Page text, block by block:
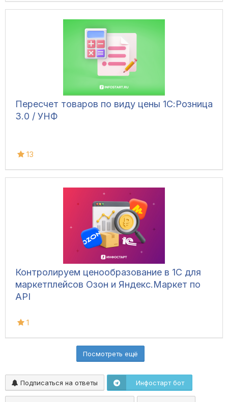
Пересчет товаров по виду цены 1С:Розница
3.0 / УНФ
13
Контролируем ценообразование в 1С для
маркетплейсов Озон и Яндекс.Маркет по
API
1
Посмотреть ещё
Подписаться на ответы Инфостарт бот